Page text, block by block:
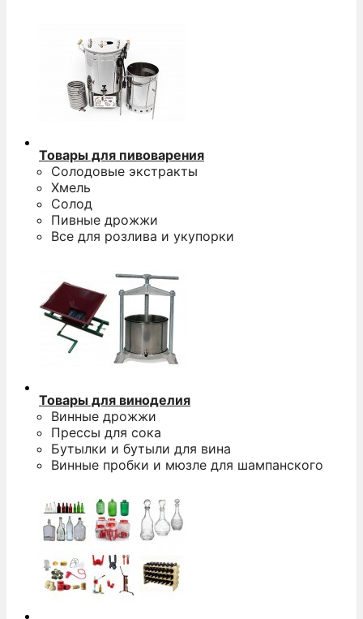
Товары для пивоварения
Солодовые экстракты
Хмель
Солод
Пивные дрожжи
Все для розлива и укупорки
Товары для виноделия
Винные дрожжи
Прессы для сока
Бутылки и бутыли для вина
Винные пробки и мюзле для шампанского